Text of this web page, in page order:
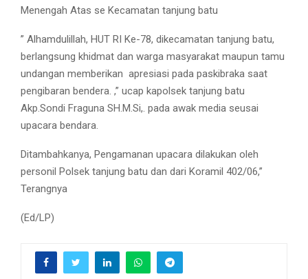
Menengah Atas se Kecamatan tanjung batu
” Alhamdulillah, HUT RI Ke-78, dikecamatan tanjung batu,
berlangsung khidmat dan warga masyarakat maupun tamu
undangan memberikan apresiasi pada paskibraka saat
pengibaran bendera. ,” ucap kapolsek tanjung batu
Akp.Sondi Fraguna SH.M.Si,. pada awak media seusai
upacara bendara.
Ditambahkanya, Pengamanan upacara dilakukan oleh
personil Polsek tanjung batu dan dari Koramil 402/06,”
Terangnya
(Ed/LP)